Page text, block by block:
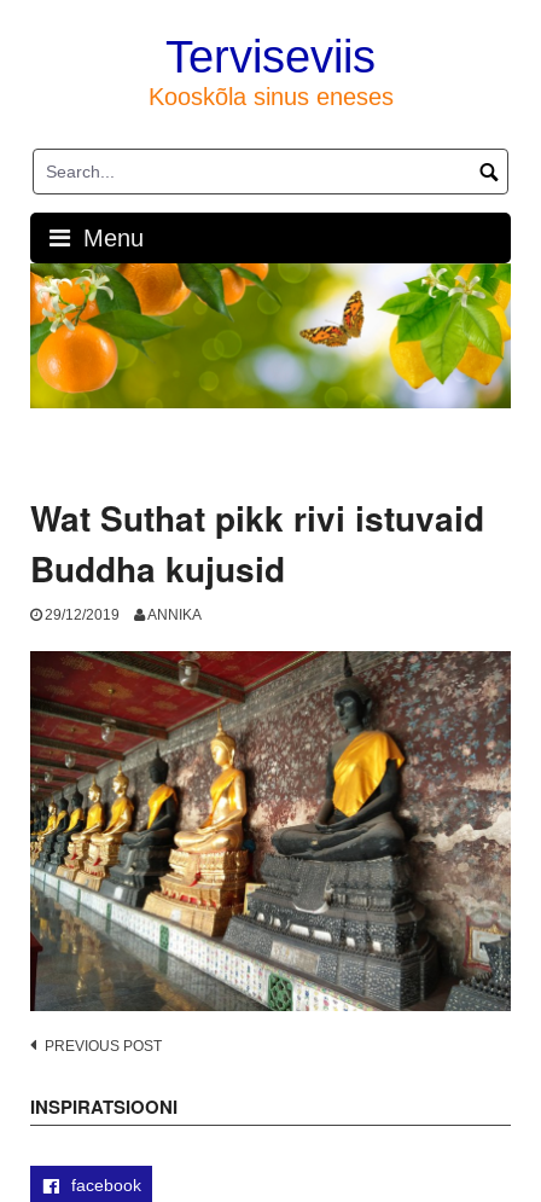
Terviseviis
Kooskõla sinus eneses
Menu
Wat Suthat pikk rivi istuvaid
Buddha kujusid
29/12/2019 ANNIKA
Post
PREVIOUS POST
INSPIRATSIOONI
facebook